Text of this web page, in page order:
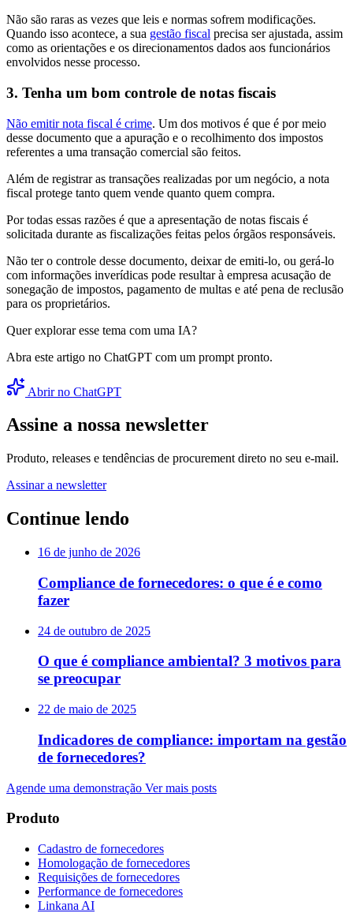
Não são raras as vezes que leis e normas sofrem modificações.
Quando isso acontece, a sua gestão fiscal precisa ser ajustada, assim
como as orientações e os direcionamentos dados aos funcionários
envolvidos nesse processo.
3. Tenha um bom controle de notas fiscais
Não emitir nota fiscal é crime. Um dos motivos é que é por meio
desse documento que a apuração e o recolhimento dos impostos
referentes a uma transação comercial são feitos.
Além de registrar as transações realizadas por um negócio, a nota
fiscal protege tanto quem vende quanto quem compra.
Por todas essas razões é que a apresentação de notas fiscais é
solicitada durante as fiscalizações feitas pelos órgãos responsáveis.
Não ter o controle desse documento, deixar de emiti-lo, ou gerá-lo
com informações inverídicas pode resultar à empresa acusação de
sonegação de impostos, pagamento de multas e até pena de reclusão
para os proprietários.
Quer explorar esse tema com uma IA?
Abra este artigo no ChatGPT com um prompt pronto.
Abrir no ChatGPT
Assine a nossa newsletter
Produto, releases e tendências de procurement direto no seu e-mail.
Assinar a newsletter
Continue lendo
16 de junho de 2026
Compliance de fornecedores: o que é e como
fazer
24 de outubro de 2025
O que é compliance ambiental? 3 motivos para
se preocupar
22 de maio de 2025
Indicadores de compliance: importam na gestão
de fornecedores?
Agende uma demonstração Ver mais posts
Produto
Cadastro de fornecedores
Homologação de fornecedores
Requisições de fornecedores
Performance de fornecedores
Linkana AI